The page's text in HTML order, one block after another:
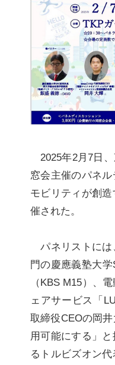
2025年2月7日、
窓会主催のパネ
モビリティが創
催された。
パネリストには
門の慶應義塾大
（KBS M15）、
ェアサービス「
取締役CEOの岡
用可能にする」
るトルビズオン